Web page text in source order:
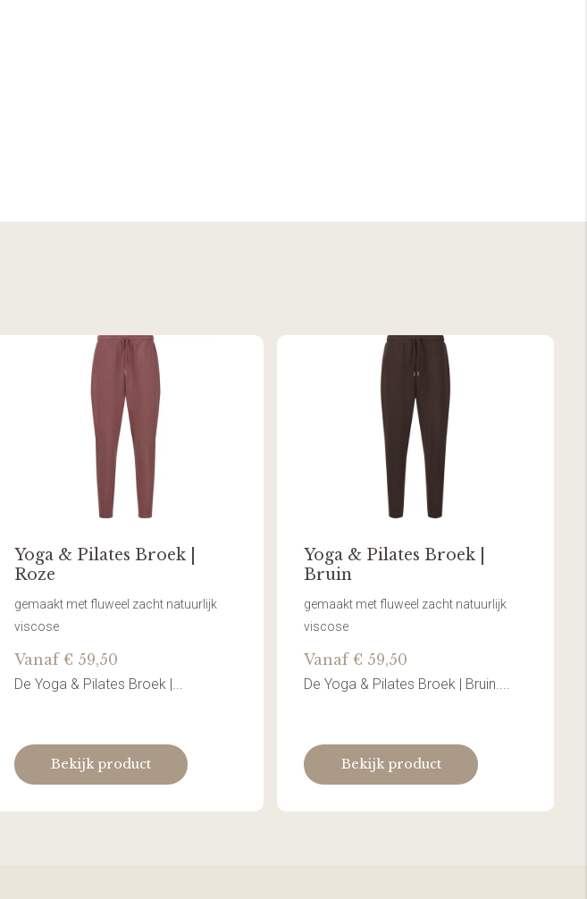
Yoga & Pilates Broek |
Roze
gemaakt met fluweel zacht natuurlijk
viscose
Vanaf € 59,50
De Yoga & Pilates Broek |...
Bekijk product
Yoga & Pilates Broek |
Bruin
gemaakt met fluweel zacht natuurlijk
viscose
Vanaf € 59,50
De Yoga & Pilates Broek | Bruin....
Bekijk product